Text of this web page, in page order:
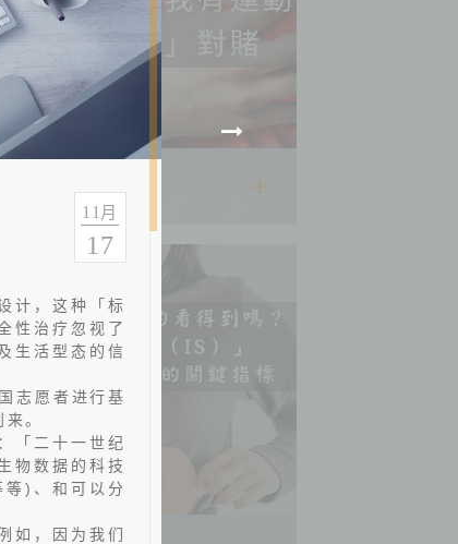
11 月
17
计，这种「标
性治疗忽视了
生活型态的信
志愿者进行基
。
「二十一世纪
物数据的科技
等) 、和可以分
如，因为我们